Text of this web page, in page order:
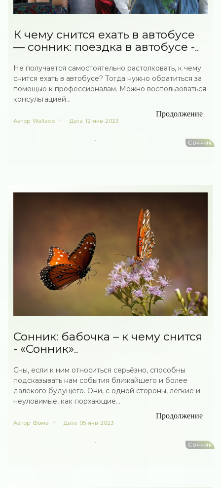
К чему снится ехать в автобусе
— сонник: поездка в автобусе -..
Не получается самостоятельно растолковать, к чему
снится ехать в автобусе? Тогда нужно обратиться за
помощью к профессионалам. Можно воспользоваться
консультацией...
Продолжение
Автор Wallace Дата 12-янв-2023
Сонник
Сонник: бабочка – к чему снится
- «Сонник»..
Сны, если к ним относиться серьёзно, способны
подсказывать нам события ближайшего и более
далёкого будущего. Они, с одной стороны, лёгкие и
неуловимые, как порхающие...
Продолжение
Автор Фома Дата 05-янв-2023
Сонник